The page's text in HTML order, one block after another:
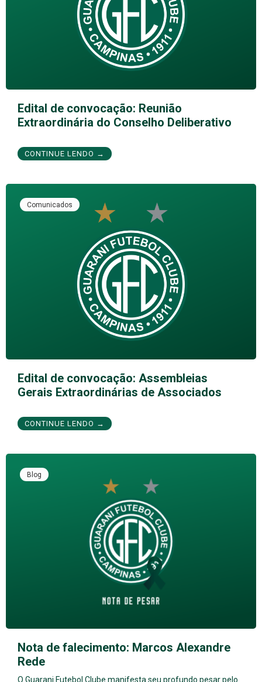
Edital de convocação: Reunião
Extraordinária do Conselho Deliberativo
CONTINUE LENDO →
Comunicados
Edital de convocação: Assembleias
Gerais Extraordinárias de Associados
CONTINUE LENDO →
Blog
Nota de falecimento: Marcos Alexandre
Rede
O Guarani Futebol Clube manifesta seu profundo pesar pelo